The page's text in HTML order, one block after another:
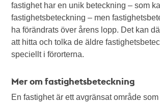
fastighet har en unik beteckning – som
fastighetsbeteckning – men
ha förändrats över årens lopp. Det kan
att hitta och tolka de äldre
speciellt i förorterna.
Mer om fastighetsbeteckning
En fastighet är ett avgränsat område